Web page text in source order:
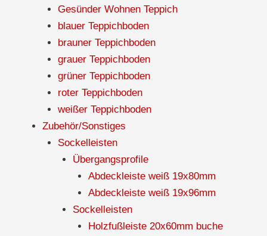
Gesünder Wohnen Teppich
blauer Teppichboden
brauner Teppichboden
grauer Teppichboden
grüner Teppichboden
roter Teppichboden
weißer Teppichboden
Zubehör/Sonstiges
Sockelleisten
Übergangsprofile
Abdeckleiste weiß 19x80mm
Abdeckleiste weiß 19x96mm
Sockelleisten
Holzfußleiste 20x60mm buche